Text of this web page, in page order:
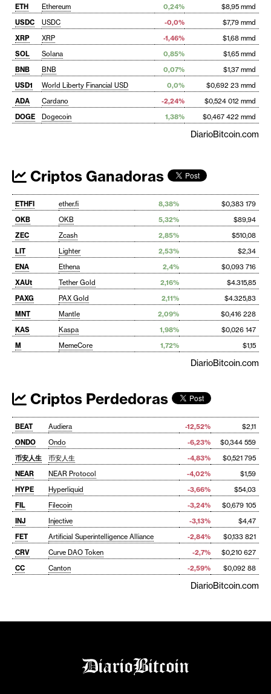
ETH
Ethereum 0,24%
$8,95 mmd
USDC
USDC -0,0%
$7,79 mmd
XRP
XRP -1,46%
$1,68 mmd
SOL
Solana 0,85%
$1,65 mmd
BNB
BNB 0,07%
$1,37 mmd
USD1
World Liberty Financial USD 0,0%
$0,692 23 mmd
ADA
Cardano -2,24%
$0,524 012 mmd
DOGE
Dogecoin 1,38% $0,467 422 mmd
DiarioBitcoin.com
Criptos Ganadoras
ETHFI ether.fi 8,38%
$0,383 179
OKB
OKB 5,32%
$89,94
ZEC
Zcash 2,85%
$510,08
LIT
Lighter 2,53%
$2,34
ENA
Ethena 2,4%
$0,093 716
XAUt
Tether Gold 2,16%
$4.315,85
PAXG
PAX Gold 2,11%
$4.325,83
MNT
Mantle 2,09%
$0,416 228
KAS
Kaspa 1,98%
$0,026 147
M
MemeCore 1,72% $1,15
DiarioBitcoin.com
Criptos Perdedoras
BEAT Audiera -12,52%
$2,11
ONDO
Ondo -6,23%
$0,344 559
币安人生
币安人生 -4,83%
$0,521 795
NEAR
NEAR Protocol -4,02%
$1,59
HYPE
Hyperliquid -3,66%
$54,03
FIL
Filecoin -3,24%
$0,679 105
INJ
Injective -3,13%
$4,47
FET
Artificial Superintelligence Alliance -2,84%
$0,133 821
CRV
Curve DAO Token -2,7%
$0,210 627
CC
Canton -2,59% $0,092 88
DiarioBitcoin.com